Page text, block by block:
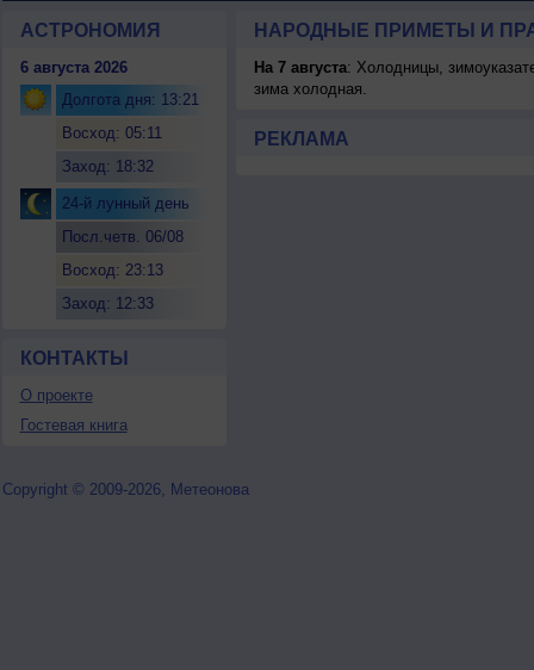
АСТРОНОМИЯ
6 августа 2026
Долгота дня: 13:21
Восход: 05:11
Заход: 18:32
24-й лунный день
Посл.четв. 06/08
Восход: 23:13
Заход: 12:33
КОНТАКТЫ
О проекте
Гостевая книга
НАРОДНЫЕ ПРИМЕТЫ И
На 7 августа: Холодницы,
зима холодная.
РЕКЛАМА
Copyright © 2009-2026, Метеонова